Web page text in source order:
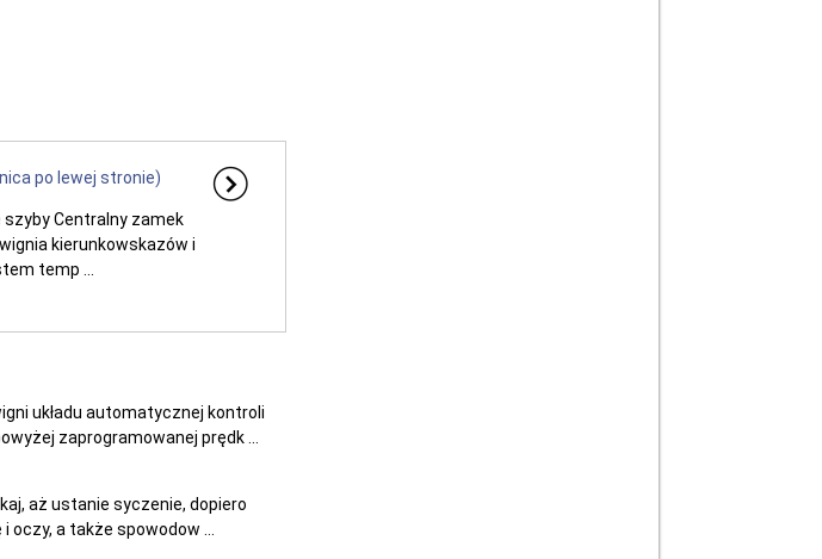
po lewej stronie)
Centralny zamek
kierunkowskazów i
temp ...
układu automatycznej kontroli
zaprogramowanej prędk ...
aż ustanie syczenie, dopiero
a także spowodow ...